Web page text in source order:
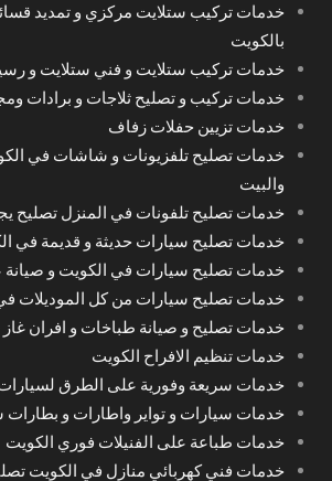
خدمات تركيب ستلايت مركزي و تمديد
بالكويت
خدمات تركيب ستلايت و فني ستلايت و
خدمات تركيب و تصليح ثلاجات و برادات
خدمات تزيين حفلات زفاف
خدمات تصليح تلفزيونات و شاشات في
والبيت
خدمات تصليح تلفونات في المنزل تصليح
خدمات تصليح سيارات حديثة و قديمة في الكويت
خدمات تصليح سيارات في الكويت و صيانة
خدمات تصليح سيارات من كل الموديلات
خدمات تصليح و صيانة طباخات و افران
خدمات تنظيم الافراح الكويت
خدمات سريعة وفورية على الطرق
خدمات سيارات و تواير واطارات و بطارات
خدمات طباعة على الفنيلات فوري الكويت
خدمات فني كهربائي منازل في الكويت